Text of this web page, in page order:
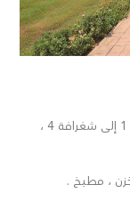
النطاق الإداري لمجلس ضاحية الرحمانية ( شغرافة 1 إلى شغرافة 4 ،